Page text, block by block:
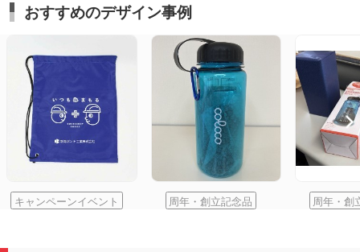
おすすめのデザイン事例
キャンペーンイベント 周年・創立記念品 周年・創